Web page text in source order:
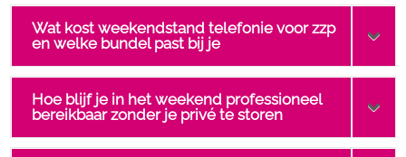
Wat kost weekendstand telefonie voor zzp
en welke bundel past bij je
Hoe blijf je in het weekend professioneel
bereikbaar zonder je privé te storen